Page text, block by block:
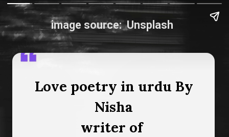
Love poetry in urdu By
Nisha
writer of
image source: Unsplash